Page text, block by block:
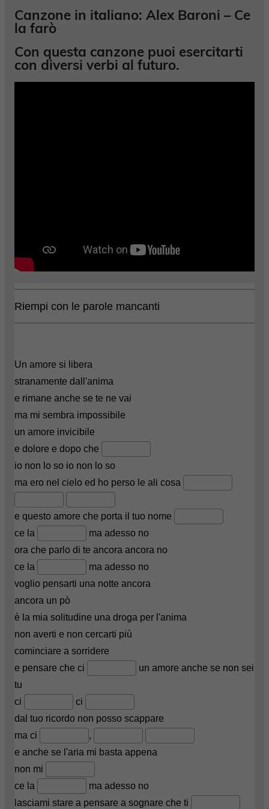
Canzone in italiano: Alex Baroni – Ce
la farò
Con questa canzone puoi esercitarti
con diversi verbi al futuro.